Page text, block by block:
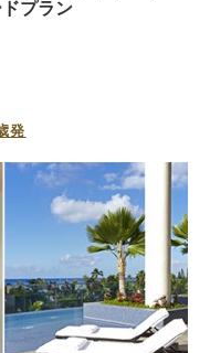
プラン
発